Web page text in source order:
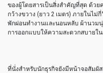
ของผู้โดยสารเป็นสิ่งสำคัญที่สุด ด้วย
กว้างขวาง (ยาว 2 เมตร) ภายในไม่
พักผ่อนทำงานและนอนหลับ ผ้านว
การออกแบบให้ความสะดวกสบายใ
ที่นั่งสำหรับนักธุรกิจยังมีหน้าจอสัมผั